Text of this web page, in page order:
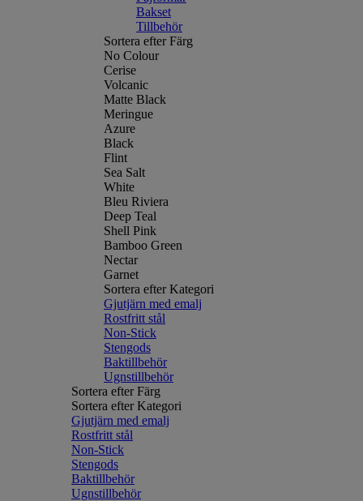
Bakset
Tillbehör
Sortera efter Färg
No Colour
Cerise
Volcanic
Matte Black
Meringue
Azure
Black
Flint
Sea Salt
White
Bleu Riviera
Deep Teal
Shell Pink
Bamboo Green
Nectar
Garnet
Sortera efter Kategori
Gjutjärn med emalj
Rostfritt stål
Non-Stick
Stengods
Baktillbehör
Ugnstillbehör
Sortera efter Färg
Sortera efter Kategori
Gjutjärn med emalj
Rostfritt stål
Non-Stick
Stengods
Baktillbehör
Ugnstillbehör